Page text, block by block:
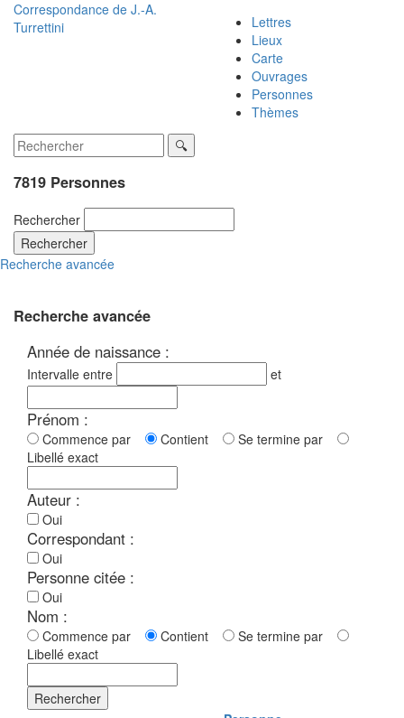
Correspondance de J.-A.
Turrettini
Lettres
Lieux
Carte
Ouvrages
Personnes
Thèmes
7819 Personnes
Rechercher
Rechercher
Recherche avancée
Recherche avancée
Année de naissance :
Intervalle entre et
Prénom :
Commence par Contient
Se termine par
Libellé exact
Auteur :
Oui
Correspondant :
Oui
Personne citée :
Oui
Nom :
Commence par Contient
Se termine par
Libellé exact
Rechercher